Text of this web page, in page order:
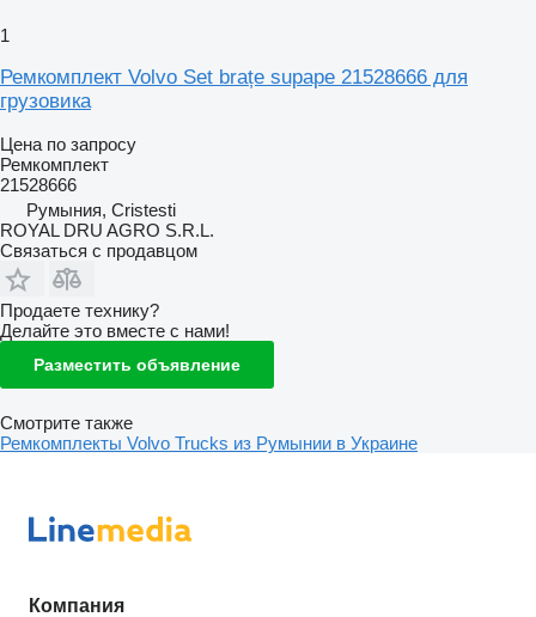
1
Ремкомплект Volvo Set brațe supape 21528666 для
грузовика
Цена по запросу
Ремкомплект
21528666
Румыния, Cristesti
ROYAL DRU AGRO S.R.L.
Связаться с продавцом
Продаете технику?
Делайте это вместе с нами!
Разместить объявление
Смотрите также
Ремкомплекты Volvo Trucks из Румынии в Украине
Компания